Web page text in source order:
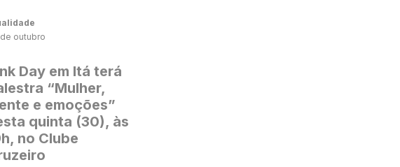
outubro
Day em Itá terá
“Mulher,
e emoções”
quinta (30), às
no Clube